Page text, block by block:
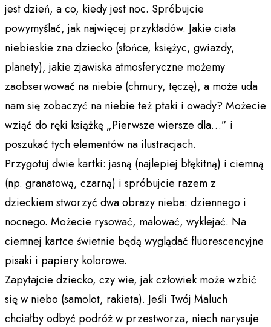
jest dzień, a co, kiedy jest noc. Spróbujcie
powymyślać, jak najwięcej przykładów. Jakie ciała
niebieskie zna dziecko (słońce, księżyc, gwiazdy,
planety), jakie zjawiska atmosferyczne możemy
zaobserwować na niebie (chmury, tęczę), a może uda
nam się zobaczyć na niebie też ptaki i owady? Możecie
wziąć do ręki książkę „Pierwsze wiersze dla…” i
poszukać tych elementów na ilustracjach.
Przygotuj dwie kartki: jasną (najlepiej błękitną) i ciemną
(np. granatową, czarną) i spróbujcie razem z
dzieckiem stworzyć dwa obrazy nieba: dziennego i
nocnego. Możecie rysować, malować, wyklejać. Na
ciemnej kartce świetnie będą wyglądać fluorescencyjne
pisaki i papiery kolorowe.
Zapytajcie dziecko, czy wie, jak człowiek może wzbić
się w niebo (samolot, rakieta). Jeśli Twój Maluch
chciałby odbyć podróż w przestworza, niech narysuje